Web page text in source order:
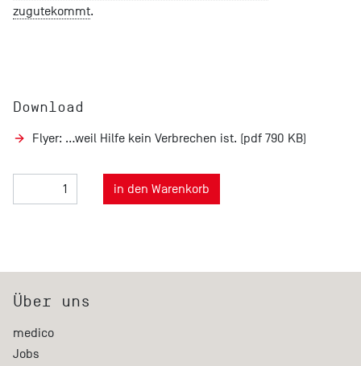
zugutekommt.
Download
Flyer: …weil Hilfe kein Verbrechen ist. (pdf 790 KB)
Über uns
medico
Jobs